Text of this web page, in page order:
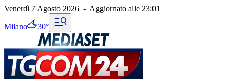
Venerdì 7 Agosto 2026 - Aggiornato alle 23:01
Milano 30°